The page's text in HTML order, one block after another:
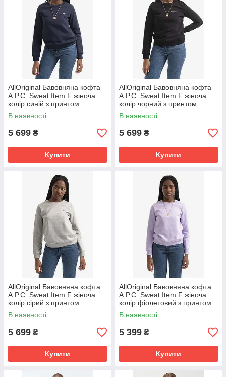
AllOriginal Бавовняна кофта
A.P.C. Sweat Item F жіноча
колір синій з принтом
COEAS.F27663-VIOLET
розмір: XS,
В наявності
5 699 ₴
Купити
AllOriginal Бавовняна кофта
A.P.C. Sweat Item F жіноча
колір чорний з принтом
COEAS.F27663-VIOLET
розмір: XS,
В наявності
5 699 ₴
Купити
AllOriginal Бавовняна кофта
A.P.C. Sweat Item F жіноча
колір сірий з принтом
COEAS.F27663-VIOLET
розмір: XS,
В наявності
5 699 ₴
Купити
AllOriginal Бавовняна кофта
A.P.C. Sweat Item F жіноча
колір фіолетовий з принтом
COEAS.F27663-VIOLET
розмір:
В наявності
5 399 ₴
Купити